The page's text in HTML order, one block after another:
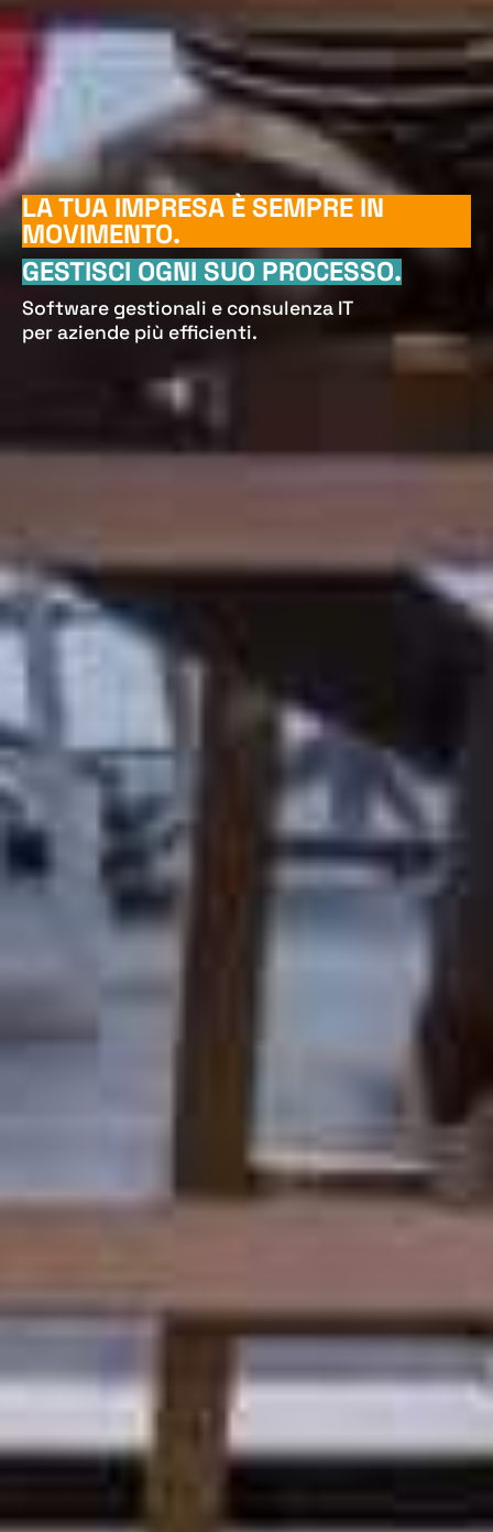
LA TUA IMPRESA È SEMPRE IN
MOVIMENTO.
GESTISCI OGNI SUO PROCESSO.
Software gestionali e consulenza IT
per aziende più efficienti.